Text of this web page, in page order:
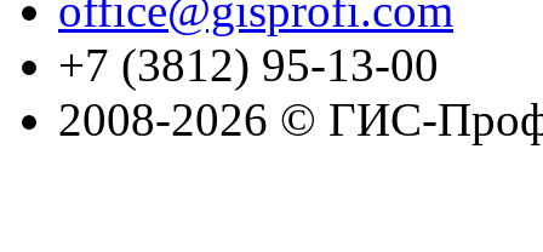
office@gisprofi.com
+7 (3812) 95-13-00
2008-2026 © ГИС-